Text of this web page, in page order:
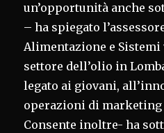
un’opportunità anche
– ha spiegato
Alimentazione e
settore dell’olio in
legato ai giovani,
operazioni di
Consente inoltre- ha